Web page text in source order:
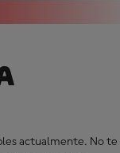
actualmente. No te